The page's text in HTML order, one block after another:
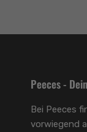
Peeces -
Bei Peeces
vorwiegend